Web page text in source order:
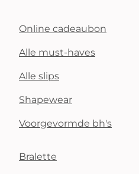
Online cadeaubon
Alle must-haves
Alle slips
Shapewear
Voorgevormde bh's
Bralette